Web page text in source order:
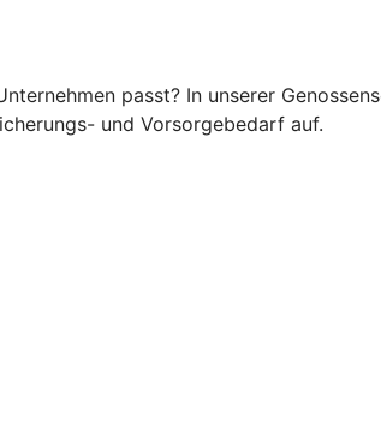
passt? In unserer
und Vorsorgebedarf auf.